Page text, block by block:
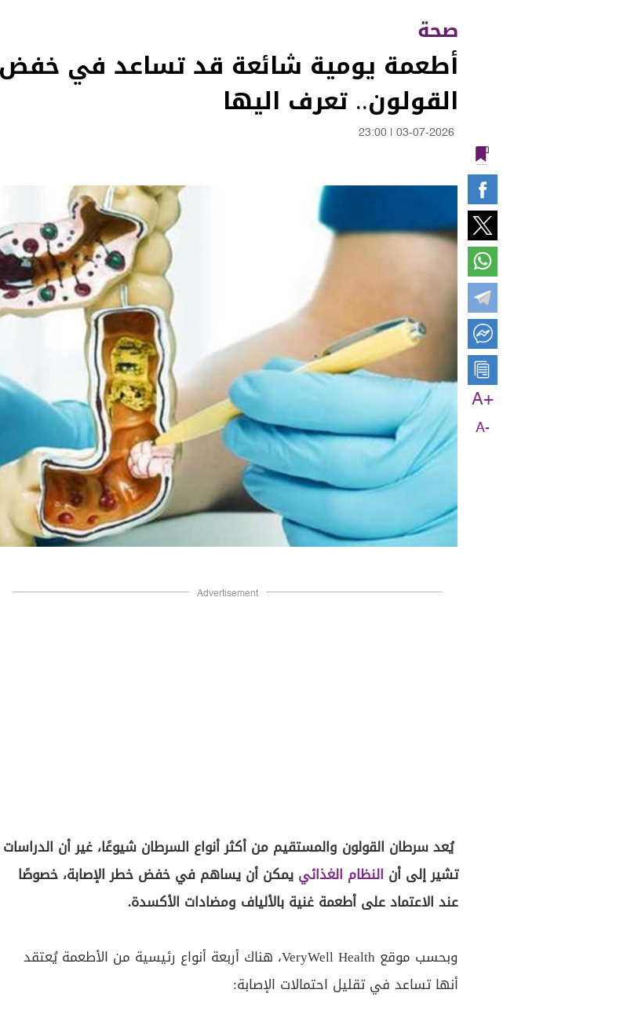
صحة
أطعمة يومية شائعة قد تساعد في خفض
القولون.. تعرف اليها
03-07-2026
23:00
A+
A-
Advertisement
يُعد سرطان القولون والمستقيم من أكثر أنواع السرطان شيوعًا، غير أن الدراسات
تشير إلى أن النظام الغذائي يمكن أن يساهم في خفض خطر الإصابة، خصوصًا
عند الاعتماد على أطعمة غنية بالألياف ومضادات الأكسدة.
وبحسب موقع VeryWell Health، هناك أربعة أنواع رئيسية من الأطعمة يُعتقد
أنها تساعد في تقليل احتمالات الإصابة: